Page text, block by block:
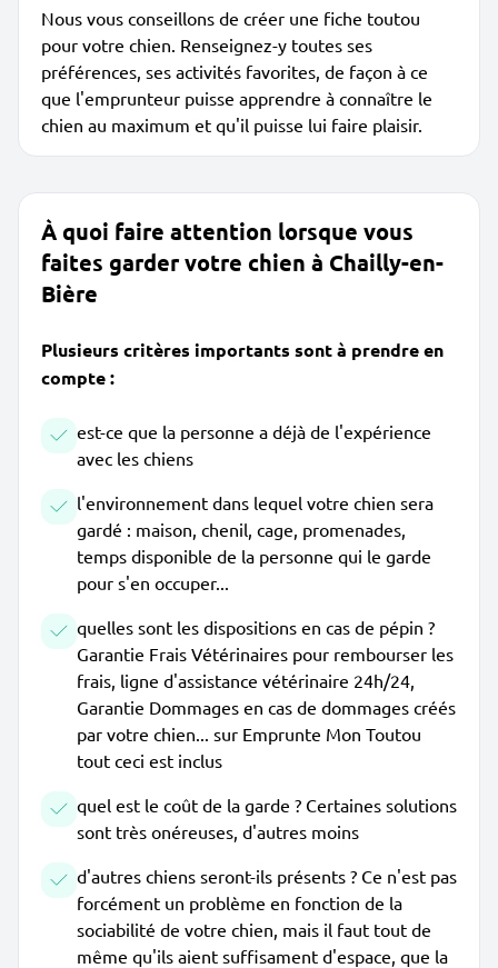
Nous vous conseillons de créer une fiche toutou
pour votre chien. Renseignez-y toutes ses
préférences, ses activités favorites, de façon à ce
que l'emprunteur puisse apprendre à connaître le
chien au maximum et qu'il puisse lui faire plaisir.
À quoi faire attention lorsque vous
faites garder votre chien à Chailly-en-
Bière
Plusieurs critères importants sont à prendre en
compte :
est-ce que la personne a déjà de l'expérience
avec les chiens
l'environnement dans lequel votre chien sera
gardé : maison, chenil, cage, promenades,
temps disponible de la personne qui le garde
pour s'en occuper...
quelles sont les dispositions en cas de pépin ?
Garantie Frais Vétérinaires pour rembourser les
frais, ligne d'assistance vétérinaire 24h/24,
Garantie Dommages en cas de dommages créés
par votre chien... sur Emprunte Mon Toutou
tout ceci est inclus
quel est le coût de la garde ? Certaines solutions
sont très onéreuses, d'autres moins
d'autres chiens seront-ils présents ? Ce n'est pas
forcément un problème en fonction de la
sociabilité de votre chien, mais il faut tout de
même qu'ils aient suffisament d'espace, que la